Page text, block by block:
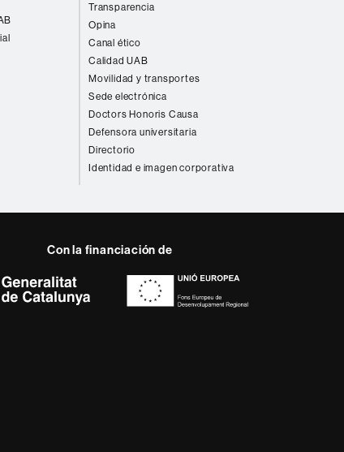
Transparencia
Opina
Canal ético
Calidad UAB
Movilidad y transportes
Sede electrónica
Doctors Honoris Causa
Defensora universitaria
Directorio
Identidad e imagen corporativa
Con la financiación de
y el carácter